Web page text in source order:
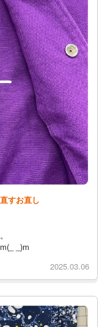
すお直し
_)m
2025.03.06